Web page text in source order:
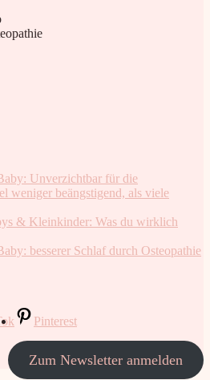
Unverzichtbar für die
weniger beängstigend, als viele
& Kleinkinder: Was du wirklich
besserer Schlaf durch Osteopathie
Pinterest
Zum Newsletter anmelden